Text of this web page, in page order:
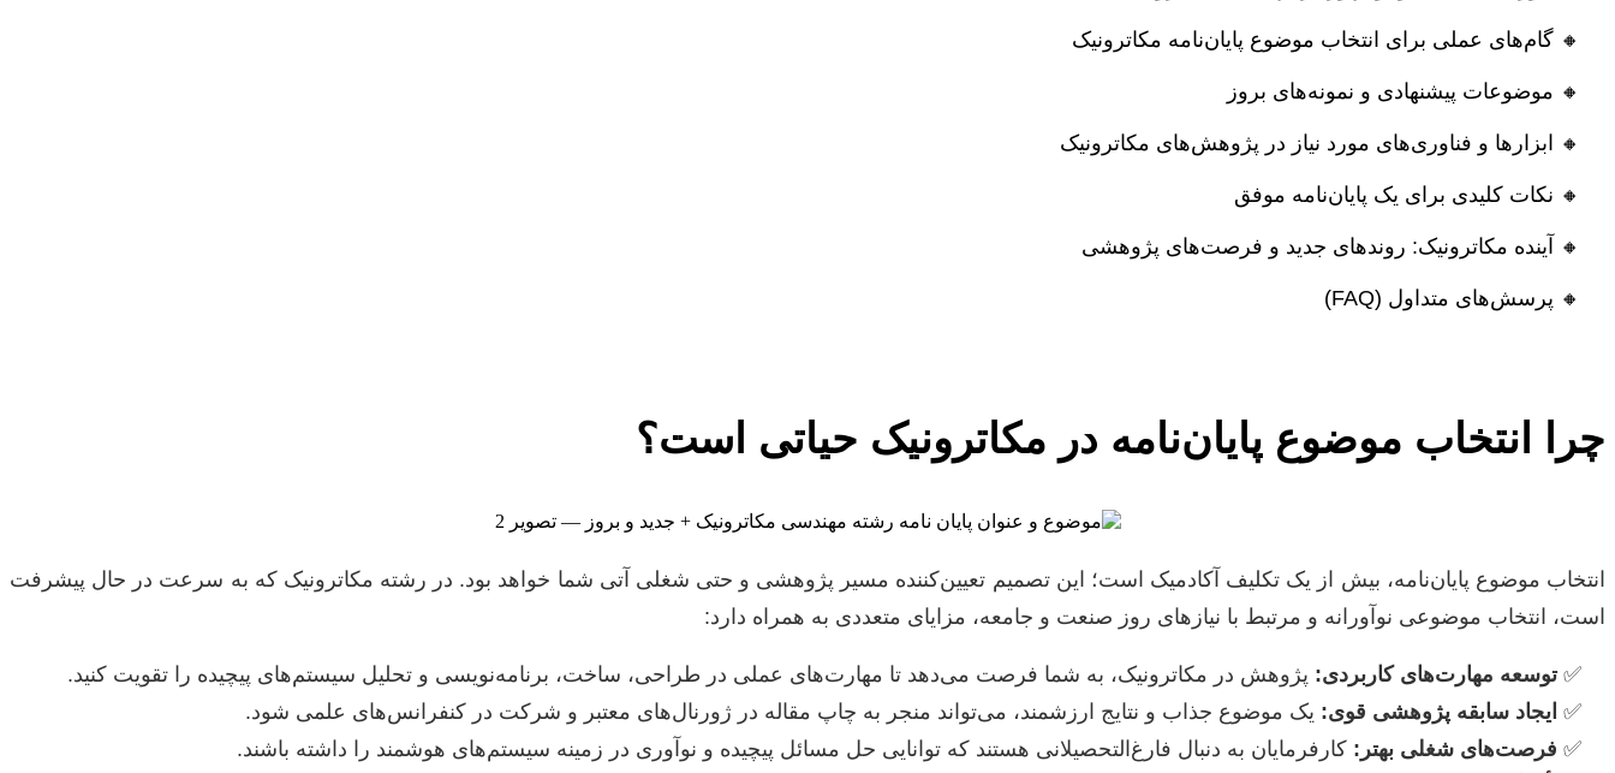
🔸 گام‌های عملی برای انتخاب موضوع پایان‌نامه مکاترونیک
🔸 موضوعات پیشنهادی و نمونه‌های بروز
🔸 ابزارها و فناوری‌های مورد نیاز در پژوهش‌های مکاترونیک
🔸 نکات کلیدی برای یک پایان‌نامه موفق
🔸 آینده مکاترونیک: روندهای جدید و فرصت‌های پژوهشی
🔸 پرسش‌های متداول (FAQ)
چرا انتخاب موضوع پایان‌نامه در مکاترونیک حیاتی است؟
انتخاب موضوع پایان‌نامه، بیش از یک تکلیف آکادمیک است؛ این تصمیم تعیین‌کننده مسیر پژوهشی و حتی شغلی آتی شما خواهد بود. در رشته مکاترونیک که به سرعت در حال پیشرفت
است، انتخاب موضوعی نوآورانه و مرتبط با نیازهای روز صنعت و جامعه، مزایای متعددی به همراه دارد:
توسعه مهارت‌های کاربردی: پژوهش در مکاترونیک، به شما فرصت می‌دهد تا مهارت‌های عملی در طراحی، ساخت، برنامه‌نویسی و تحلیل سیستم‌های پیچیده را تقویت کنید.
ایجاد سابقه پژوهشی قوی: یک موضوع جذاب و نتایج ارزشمند، می‌تواند منجر به چاپ مقاله در ژورنال‌های معتبر و شرکت در کنفرانس‌های علمی شود.
فرصت‌های شغلی بهتر: کارفرمایان به دنبال فارغ‌التحصیلانی هستند که توانایی حل مسائل پیچیده و نوآوری در زمینه سیستم‌های هوشمند را داشته باشند.